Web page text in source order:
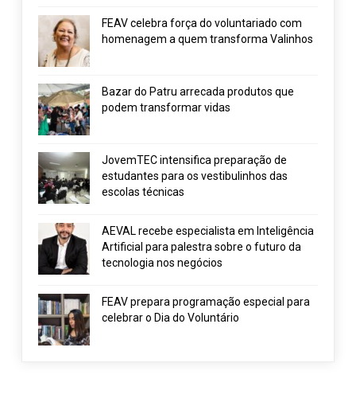
FEAV celebra força do voluntariado com
homenagem a quem transforma Valinhos
Bazar do Patru arrecada produtos que
podem transformar vidas
JovemTEC intensifica preparação de
estudantes para os vestibulinhos das
escolas técnicas
AEVAL recebe especialista em Inteligência
Artificial para palestra sobre o futuro da
tecnologia nos negócios
FEAV prepara programação especial para
celebrar o Dia do Voluntário